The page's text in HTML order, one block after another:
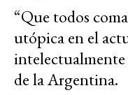
“Que todos
utópica en el
de la Argentina.